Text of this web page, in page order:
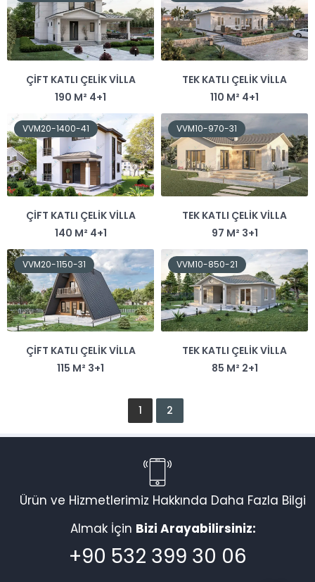
ÇIFT KATLI ÇELIK VILLA
190 M² 4+1
TEK KATLI ÇELIK VILLA
110 M² 4+1
VVM20-1400-41
ÇIFT KATLI ÇELIK VILLA
140 M² 4+1
VVM10-970-31
TEK KATLI ÇELIK VILLA
97 M² 3+1
VVM20-1150-31
ÇIFT KATLI ÇELIK VILLA
115 M² 3+1
VVM10-850-21
TEK KATLI ÇELIK VILLA
85 M² 2+1
1 2
Ürün ve Hizmetlerimiz Hakkında Daha Fazla Bilgi
Almak İçin Bizi Arayabilirsiniz:
+90 532 399 30 06
Vadi Villa Canlı Destek